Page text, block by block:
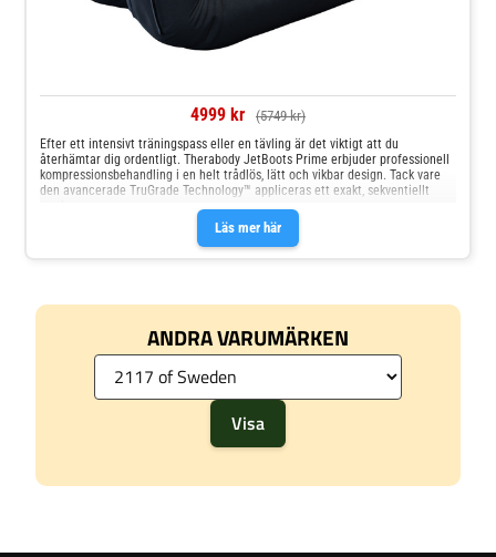
4999 kr (5749 kr)
Läs mer här
Efter ett intensivt träningspass eller en tävling är det viktigt att du
återhämtar dig ordentligt. Therabody JetBoots Prime erbjuder professionell
kompressionsbehandling i en helt trådlös, lätt och vikbar design. Tack vare
den avancerade TruGrade Technology™ appliceras ett exakt, sekventiellt
ANDRA VARUMÄRKEN